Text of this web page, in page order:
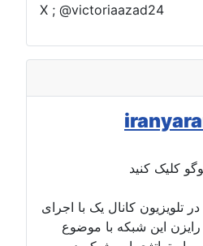
X ; @victoriaazad24
کلیک کنید
در تلویزیون کانال یک با اجرای
این شبکه با موضوع